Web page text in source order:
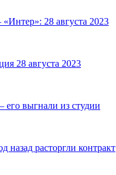
28 августа 2023
28 августа 2023
его выгнали из студии
назад расторгли контракт